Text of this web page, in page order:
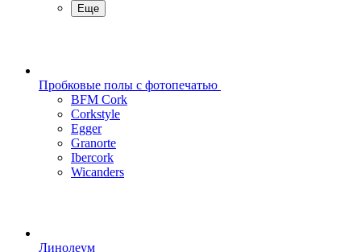
Еще
Пробковые полы с фотопечатью
BFM Cork
Corkstyle
Egger
Granorte
Ibercork
Wicanders
Линолеум